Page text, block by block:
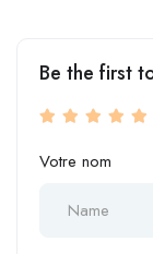
Be the first
Votre nom